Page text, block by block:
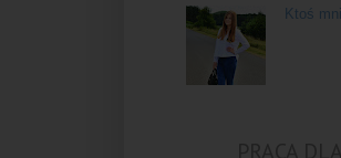
Ktoś